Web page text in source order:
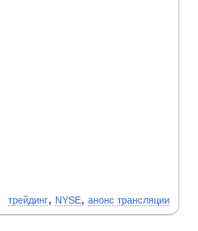
трейдинг, NYSE, анонс трансляции